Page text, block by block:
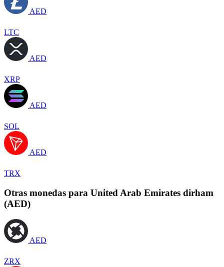
AED
LTC
AED
XRP
AED
SOL
AED
TRX
Otras monedas para United Arab Emirates dirham
(AED)
AED
ZRX